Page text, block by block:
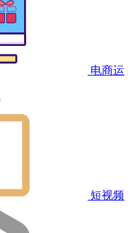
电商运
短视频